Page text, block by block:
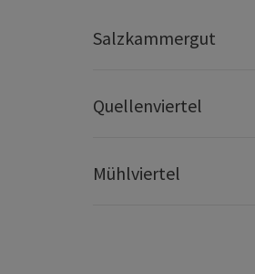
Salzkammergut
Quellenviertel
Mühlviertel